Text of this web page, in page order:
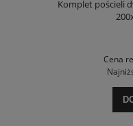
Komplet pościeli
Cena